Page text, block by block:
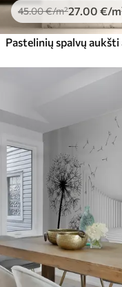
45.00€/m²27 .00 €/
Pastelinių spalvų aukšti